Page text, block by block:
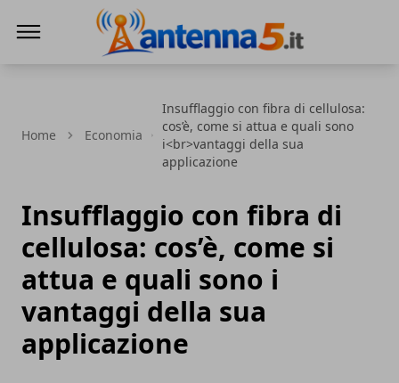
Home Economia
Insufflaggio con fibra di cellulosa:
cos’è, come si attua e quali sono
i<br>vantaggi della sua
applicazione
Insufflaggio con fibra di
cellulosa: cos’è, come si
attua e quali sono i
vantaggi della sua
applicazione